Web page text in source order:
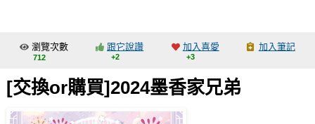
交流中心
攤位轉讓區
瀏覽次數
712
跟它說讚
+2
加入喜愛
+3
加入筆記
[交換or購買]2024墨香家兄弟